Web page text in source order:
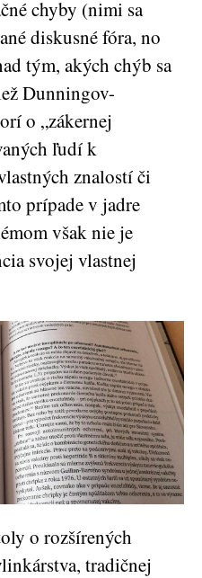
chyby (nimi sa
diskusné fóra, no
tým, akých chýb sa
Dunningov-
o „zákernej
ľudí k
znalostí či
prípade v jadre
však nie je
svojej vlastnej
o rozšírených
tradičnej